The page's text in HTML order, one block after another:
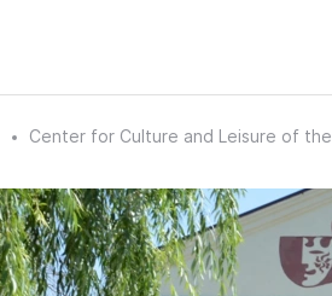
Center for Culture and Leisure of